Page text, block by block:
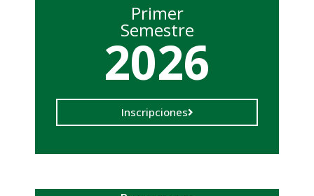
Primer
Semestre
2026
Inscripciones